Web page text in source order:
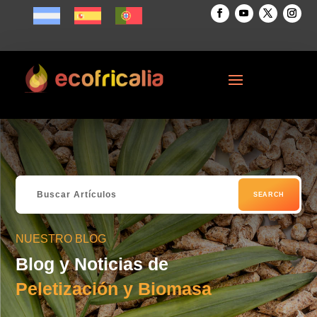
NUESTRO BLOG
Blog y Noticias de
Peletización y Biomasa